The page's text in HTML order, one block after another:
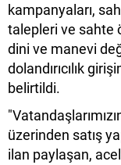
kampanyaları,
talepleri ve sahte
dini ve manevi
dolandırıcılık
belirtildi.
üzerinden satış
ilan paylaşan,